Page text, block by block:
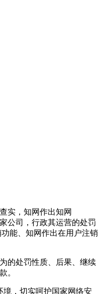
实，知网作出知网
公司，行政其运营的处罚
能、知网作出在用户注销
的处罚性质、后果、继续
。
，切实呵护国家网络安